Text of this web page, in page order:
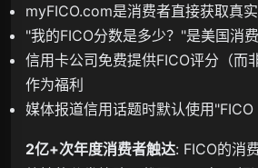
myFICO.com是消费者直接获取真
"我的FICO分数是多少？"是美国消
信用卡公司免费提供FICO评分（而
作为福利
媒体报道信用话题时默认使用
2亿+次年度消费者触达: FICO的消